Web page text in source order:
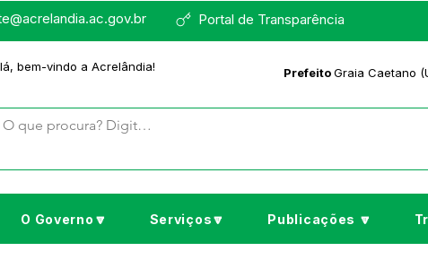
Portal de Transparência
bem-vindo a Acrelândia! PrefeitoGraia Caetano
O Governo🔽 Serviços🔽 Publicações 🔽